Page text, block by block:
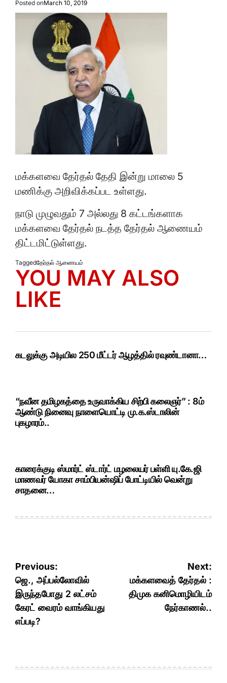
Posted onMarch 10, 2019
மக்களவை தேர்தல் தேதி இன்று மாலை 5
மணிக்கு அறிவிக்கப்பட உள்ளது.
நாடு முழுவதும் 7 அல்லது 8 கட்டங்களாக
மக்களவை தேர்தல் நடத்த தேர்தல் ஆணையம்
திட்டமிட்டுள்ளது.
Taggedதேர்தல் ஆணையம்
YOU MAY ALSO
LIKE
கடலுக்கு அடியில 250 மீட்டர் ஆழத்தில் ரவுண்டானா…
“நவீன தமிழகத்தை உருவாக்கிய சிற்பி கலைஞர்” : 8ம்
ஆண்டு நினைவு நாளையொட்டி மு.க.ஸ்டாலின்
புகழாரம்..
காரைக்குடி ஸ்மார்ட் ஸ்டார்ட் மழலையர் பள்ளி யு.கே.ஜி
மாணவர் யோகா சாம்பியன்ஷிப் போட்டியில் வென்று
சாதனை…
Post
navigation
Previous:
ஜெ., அப்பல்லோவில்
இருந்தபோது 2 லட்சம்
கேரட் வைரம் வாங்கியது
எப்படி?
Next:
மக்களவைத் தேர்தல் :
திமுக கனிமொழியிடம்
நேர்காணல்..